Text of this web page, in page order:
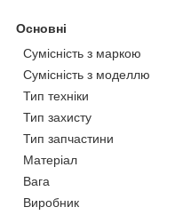
Основні
Сумісність з маркою
Сумісність з моделлю
Тип техніки
Тип захисту
Тип запчастини
Матеріал
Вага
Виробник